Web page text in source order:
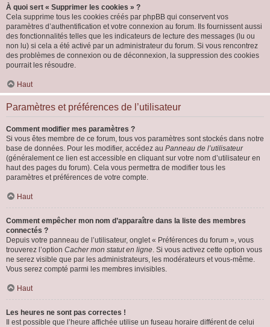
À quoi sert « Supprimer les cookies » ?
Cela supprime tous les cookies créés par phpBB qui conservent vos
paramètres d’authentification et votre connexion au forum. Ils fournissent aussi
des fonctionnalités telles que les indicateurs de lecture des messages (lu ou
non lu) si cela a été activé par un administrateur du forum. Si vous rencontrez
des problèmes de connexion ou de déconnexion, la suppression des cookies
pourrait les résoudre.
Haut
Paramètres et préférences de l’utilisateur
Comment modifier mes paramètres ?
Si vous êtes membre de ce forum, tous vos paramètres sont stockés dans notre
base de données. Pour les modifier, accédez au Panneau de l’utilisateur
(généralement ce lien est accessible en cliquant sur votre nom d’utilisateur en
haut des pages du forum). Cela vous permettra de modifier tous les
paramètres et préférences de votre compte.
Haut
Comment empêcher mon nom d’apparaître dans la liste des membres
connectés ?
Depuis votre panneau de l’utilisateur, onglet « Préférences du forum », vous
trouverez l’option Cacher mon statut en ligne. Si vous activez cette option vous
ne serez visible que par les administrateurs, les modérateurs et vous-même.
Vous serez compté parmi les membres invisibles.
Haut
Les heures ne sont pas correctes !
Il est possible que l’heure affichée utilise un fuseau horaire différent de celui